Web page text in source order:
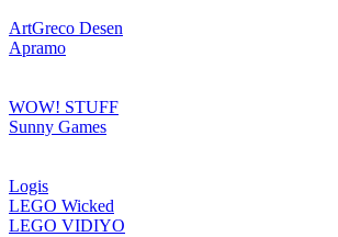
ArtGreco Desen
Apramo
WOW! STUFF
Sunny Games
Logis
LEGO Wicked
LEGO VIDIYO